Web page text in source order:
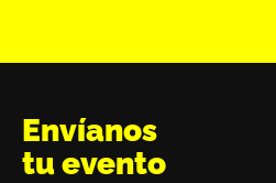
Envíanos
tu evento